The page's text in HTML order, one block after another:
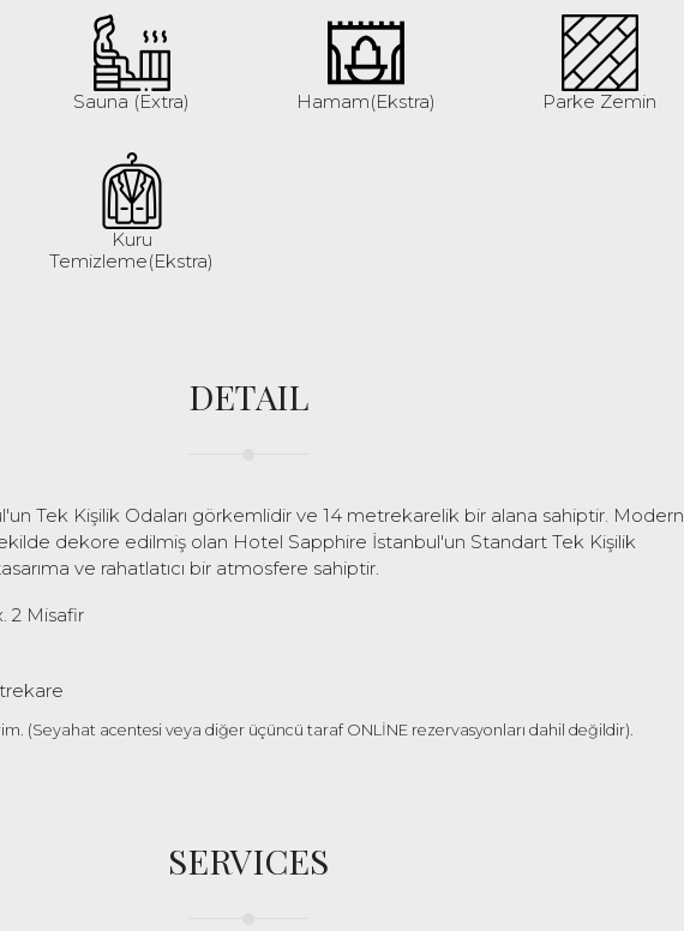
Sauna (Extra) Hamam(Ekstra) Parke Zemin
Kuru
Temizleme(Ekstra)
DETAIL
Tek Kişilik Odaları görkemlidir ve 14 metrekarelik bir alana sahiptir. Modern
dekore edilmiş olan Hotel Sapphire İstanbul'un Standart Tek Kişilik
ve rahatlatıcı bir atmosfere sahiptir.
2 Misafir
(Seyahat acentesi veya diğer üçüncü taraf ONLİNE rezervasyonları dahil değildir).
SERVICES